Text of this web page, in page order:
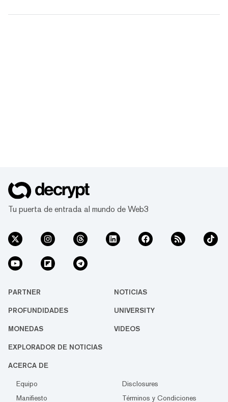
Tu puerta de entrada al mundo de Web3
PARTNER NOTICIAS
PROFUNDIDADES UNIVERSITY
MONEDAS VIDEOS
EXPLORADOR DE NOTICIAS
ACERCA DE
Equipo
Disclosures
Manifiesto
Términos y Condiciones